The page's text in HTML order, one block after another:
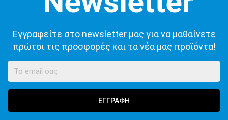
Εγγραφείτε στο newsletter μας για να μαθαίνετε
πρώτοι τις προσφορές και τα νέα μας προϊόντα!
ΕΓΓΡΑΦΗ